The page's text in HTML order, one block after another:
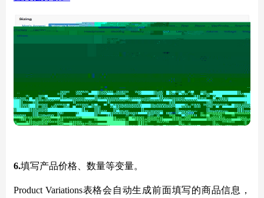
6.填写产品价格、数量等变量。
Product Variations表格会自动生成前面填写的商品信息，